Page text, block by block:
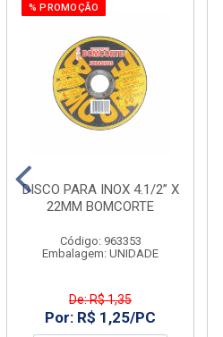
% PROMOÇÃO
DISCO PARA INOX 4.1/2” X
22MM BOMCORTE
Código: 963353
Embalagem: UNIDADE
De: R$ 1,35
Por: R$ 1,25/PC